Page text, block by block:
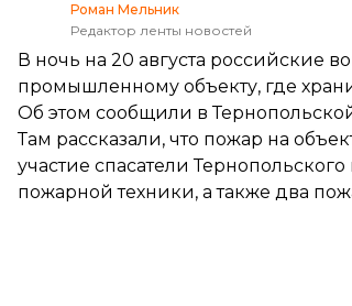
Роман Мельник
Редактор ленты новостей
В ночь на 20 августа российские
промышленному объекту, где
Об этом сообщили в
Там рассказали, что пожар на
участие спасатели
пожарной техники, а также два